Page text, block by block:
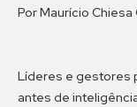
Por Maurício Chiesa
Líderes e gestores
antes de